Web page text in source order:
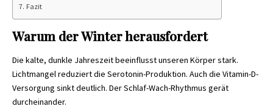
Fazit
Warum der Winter herausfordert
Die kalte, dunkle Jahreszeit beeinflusst unseren Körper stark.
Lichtmangel reduziert die Serotonin-Produktion. Auch die Vitamin-D-
Versorgung sinkt deutlich. Der Schlaf-Wach-Rhythmus gerät
durcheinander.